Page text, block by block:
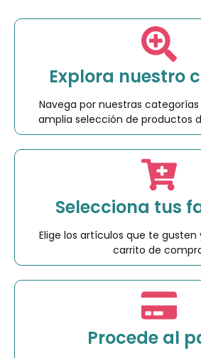
Explora nuestro
Navega por nuestras
amplia selección de productos
Selecciona tus
Elige los artículos que te gusten
carrito de
Procede al